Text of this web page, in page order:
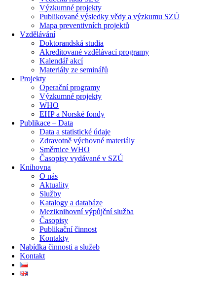
Výzkumné projekty
Publikované výsledky vědy a výzkumu SZÚ
Mapa preventivních projektů
Vzdělávání
Doktorandská studia
Akreditované vzdělávací programy
Kalendář akcí
Materiály ze seminářů
Projekty
Operační programy
Výzkumné projekty
WHO
EHP a Norské fondy
Publikace – Data
Data a statistické údaje
Zdravotně výchovné materiály
Směrnice WHO
Časopisy vydávané v SZÚ
Knihovna
O nás
Aktuality
Služby
Katalogy a databáze
Meziknihovní výpůjční služba
Časopisy
Publikační činnost
Kontakty
Nabídka činnosti a služeb
Kontakt